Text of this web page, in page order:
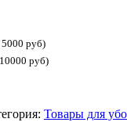
5000 руб)
руб)
Товары для